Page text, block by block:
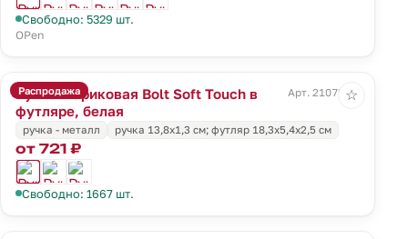
Свободно: 5329 шт.
OPen
Распродажа
Ручка шариковая Bolt Soft Touch в
футляре, белая
Арт. 21072.60
ручка - металл ручка 13,8х1,3 см; футляр 18,3х5,4х2,5 см
от 721 ₽
Свободно: 1667 шт.
☆